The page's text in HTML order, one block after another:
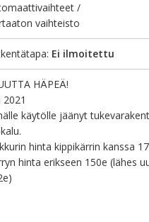
/
vaihteisto
Ei ilmoitettu
HÄPEÄ!
2021
käytölle jäänyt
hinta kippikärrin kanssa
hinta erikseen 150e (lähes